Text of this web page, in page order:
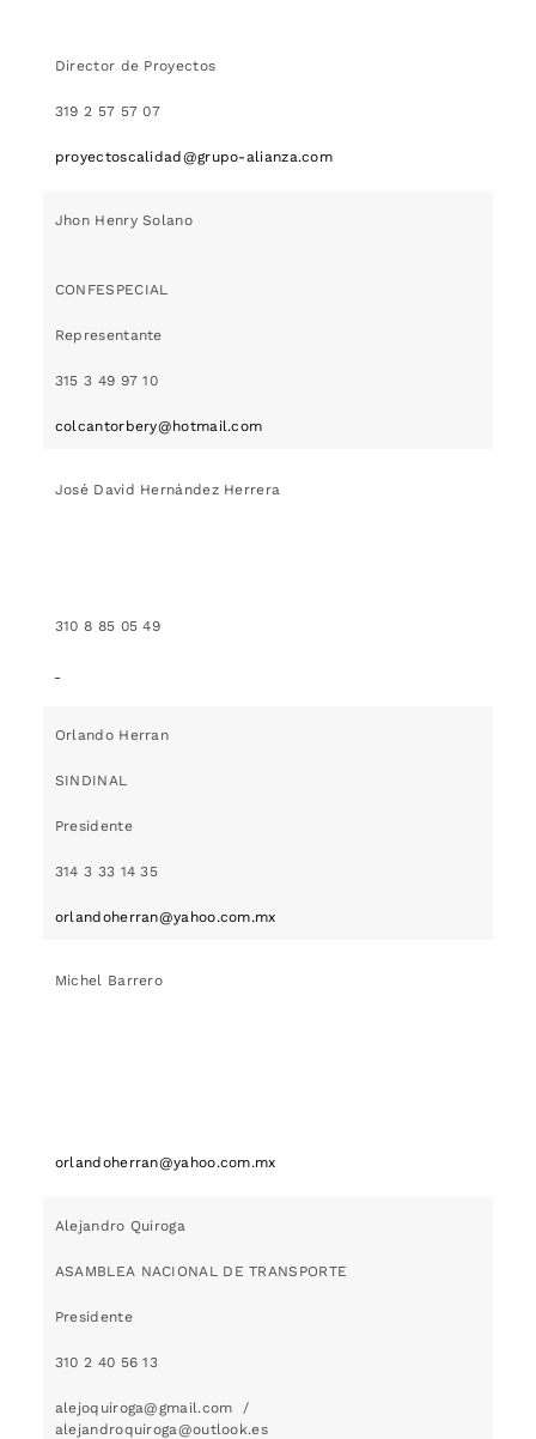
Director de Proyectos
319 2 57 57 07
proyectoscalidad@grupo-alianza.com
Jhon Henry Solano
CONFESPECIAL
Representante
315 3 49 97 10
colcantorbery@hotmail.com
José David Hernández Herrera
310 8 85 05 49
Orlando Herran
SINDINAL
Presidente
314 3 33 14 35
orlandoherran@yahoo.com.mx
Michel Barrero
orlandoherran@yahoo.com.mx
Alejandro Quiroga
ASAMBLEA NACIONAL DE TRANSPORTE
Presidente
310 2 40 56 13
alejoquiroga@gmail.com /